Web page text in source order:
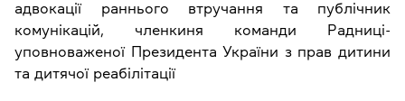
адвокації раннього втручання та публічник
комунікацій, членкиня команди Радниці-
уповноваженої Президента України з прав дитини
та дитячої реабілітації